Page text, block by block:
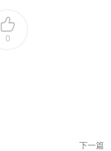
0
下一篇